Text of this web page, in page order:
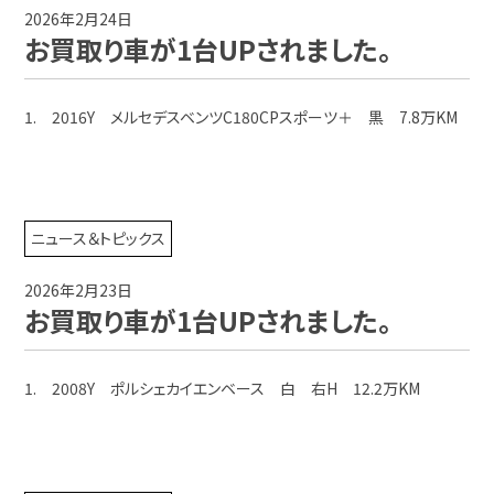
2026年2月24日
お買取り車が1台UPされました。
1. 2016Y メルセデスベンツC180CPスポーツ＋ 黒 7.8万KM
ニュース＆トピックス
2026年2月23日
お買取り車が1台UPされました。
1. 2008Y ポルシェカイエンベース 白 右H 12.2万KM